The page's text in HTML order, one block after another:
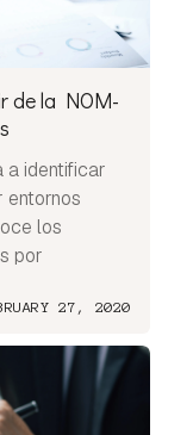
de la NOM-
identificar
entornos
los
por
27, 2020